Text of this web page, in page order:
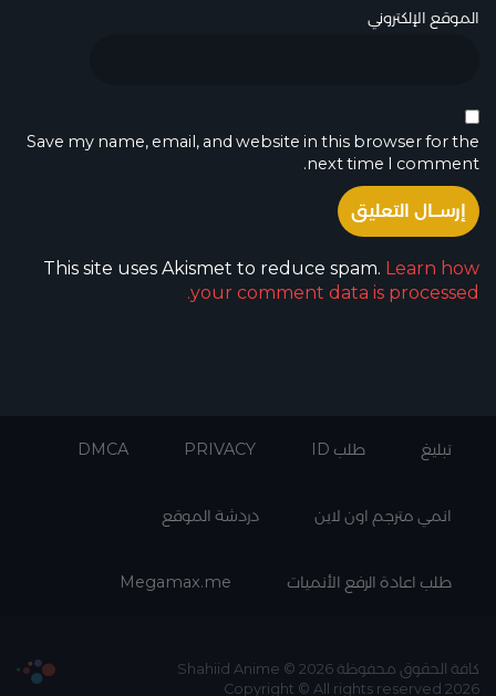
الموقع الإلكتروني
Save my name, email, and website in this browser for the
next time I comment.
This site uses Akismet to reduce spam. Learn how
your comment data is processed.
تبليغ طلب ID PRIVACY
DMCA
انمي مترجم اون لاين دردشة الموقع
طلب اعادة الرفع الأنميات Megamax.me
كافة الحقوق محفوظة Shahiid Anime © 2026
Copyright © All rights reserved 2026